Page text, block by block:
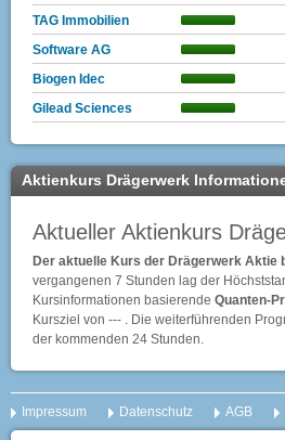
TAG Immobilien
Software AG
Biogen Idec
Gilead Sciences
Aktienkurs Drägerwerk
Aktueller Aktienkurs
Der aktuelle Kurs der Drägerwerk Aktie
vergangenen 7 Stunden lag der
Kursinformationen basierende Quanten-
Kursziel von --- . Die weiterführenden
der kommenden 24 Stunden.
Impressum Datenschutz AGB